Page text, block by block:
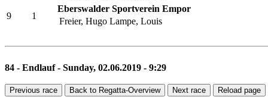
8 8
Kanu Club Potsdam im OSC Luftschiffhafen e.V.
Petzold, Theo Beige, Jeremy
Freier, Hugo Lampe, Louis
84 - Endlauf - Sunday, 02.06.2019 - 9:29